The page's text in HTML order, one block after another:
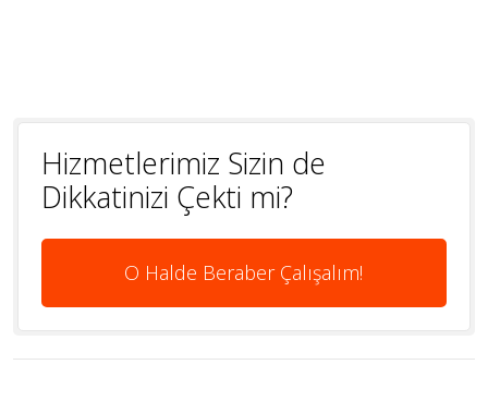
Hizmetlerimiz Sizin de
Dikkatinizi Çekti mi?
O Halde Beraber Çalışalım!